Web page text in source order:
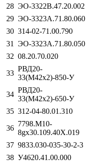
28 ЭО-3322В.47.20.002
29 ЭО-3323А.71.80.060
30 314-02-71.00.790
31
ЭО-3323А.71.80.050
32 08.20.70.020
33
РВД20-
33(М42х2)-850-У
34
РВД20-
33(М42х2)-650-У
35 312-04-80.01.310
36
7798.М10-
8gх30.109.40Х.019
37 9833.030-035-30-2-3
38 У4620.41.00.000